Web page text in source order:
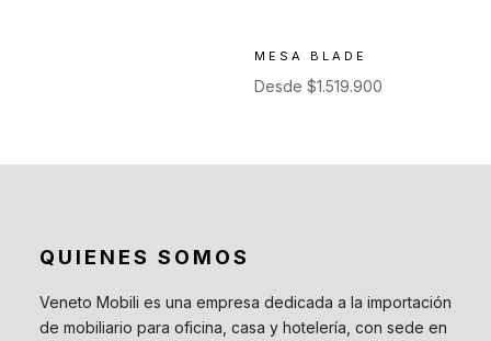
MESA BLADE
Desde$1.519.900
QUIENES SOMOS
Veneto Mobili es una empresa dedicada a la importación
de mobiliario para oficina, casa y hotelería, con sede en